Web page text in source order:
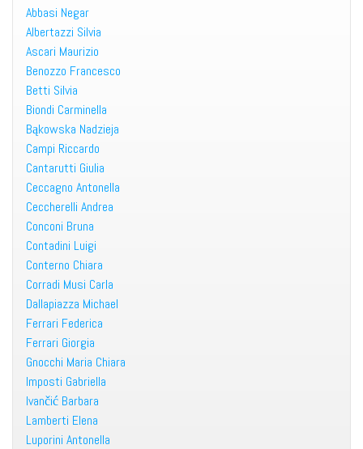
Abbasi Negar
Albertazzi Silvia
Ascari Maurizio
Benozzo Francesco
Betti Silvia
Biondi Carminella
Bąkowska Nadzieja
Campi Riccardo
Cantarutti Giulia
Ceccagno Antonella
Ceccherelli Andrea
Conconi Bruna
Contadini Luigi
Conterno Chiara
Corradi Musi Carla
Dallapiazza Michael
Ferrari Federica
Ferrari Giorgia
Gnocchi Maria Chiara
Imposti Gabriella
Ivančić Barbara
Lamberti Elena
Luporini Antonella